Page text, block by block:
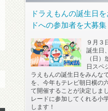
ドラえもんの誕生日
ドへの参加者を大募集
９月３
誕生日
（日
日スペ
ラえもんの誕生日をみんな
を、今年もテレビ朝日横の
て開催することが決定しま
レードに参加してくれる小
します！